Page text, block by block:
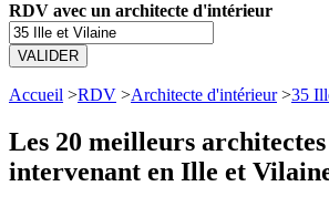
RDV avec un architecte d'intérieur
VALIDER
Accueil >RDV >Architecte d'intérieur>35
Les 20 meilleurs
intervenant en Ille et